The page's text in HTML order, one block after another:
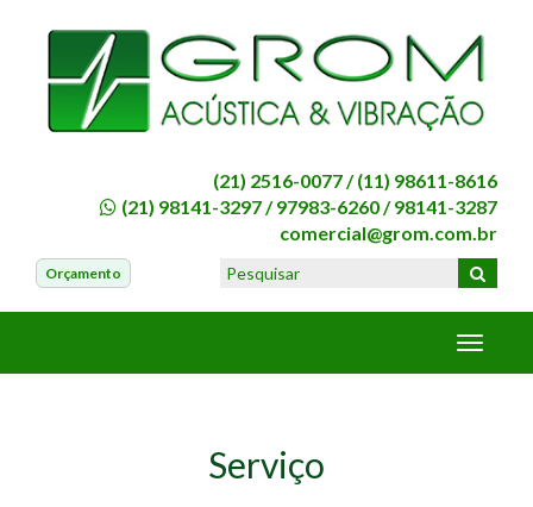
(21) 2516-0077 /(11) 98611-8616
(21) 98141-3297 /97983-6260 /98141-3287
comercial@grom.com.br
Orçamento
Serviço